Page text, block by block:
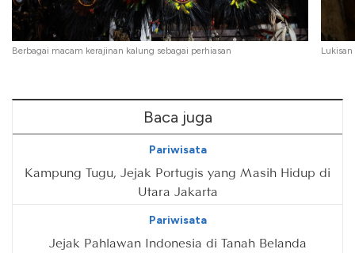
Berbagai macam kerajinan kalung sebagai perhiasan
Baca juga
Pariwisata
Kampung Tugu, Jejak Portugis yang Masih Hidup di
Utara Jakarta
Pariwisata
Jejak Pahlawan Indonesia di Tanah Belanda